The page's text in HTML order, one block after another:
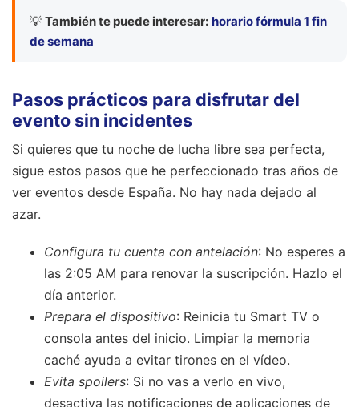
💡 También te puede interesar: horario fórmula 1 fin
de semana
Pasos prácticos para disfrutar del
evento sin incidentes
Si quieres que tu noche de lucha libre sea perfecta,
sigue estos pasos que he perfeccionado tras años de
ver eventos desde España. No hay nada dejado al
azar.
Configura tu cuenta con antelación: No esperes a
las 2:05 AM para renovar la suscripción. Hazlo el
día anterior.
Prepara el dispositivo: Reinicia tu Smart TV o
consola antes del inicio. Limpiar la memoria
caché ayuda a evitar tirones en el vídeo.
Evita spoilers: Si no vas a verlo en vivo,
desactiva las notificaciones de aplicaciones de